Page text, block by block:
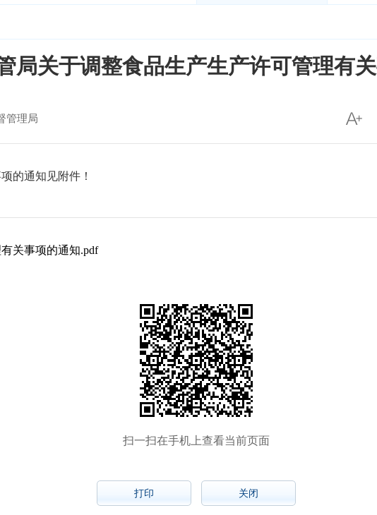
局关于调整食品生产生产许可管理有
管理局
的通知见附件！
关事项的通知.pdf
扫一扫在手机上查看当前页面
打印 关闭